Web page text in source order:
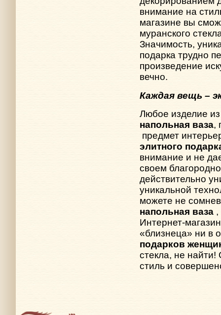
внимание на
магазине вы
муранского
Значимость,
подарка трудно
произведение
вечно.
Каждая вещь –
Любое изделие из
напольная ваза,
предмет
элитного
внимание и не
своем
действительно
уникальной
можете не
напольная ваза ,
Интернет-
«близнеца» ни в
подарков
стекла, не
стиль и